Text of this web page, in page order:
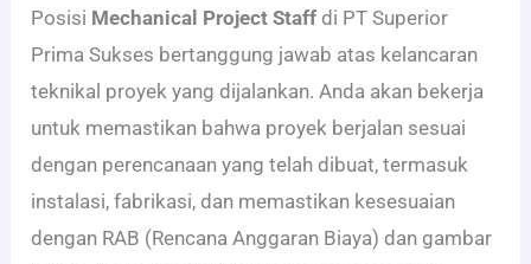
Posisi Mechanical Project Staff di PT Superior
Prima Sukses bertanggung jawab atas kelancaran
teknikal proyek yang dijalankan. Anda akan bekerja
untuk memastikan bahwa proyek berjalan sesuai
dengan perencanaan yang telah dibuat, termasuk
instalasi, fabrikasi, dan memastikan kesesuaian
dengan RAB (Rencana Anggaran Biaya) dan gambar